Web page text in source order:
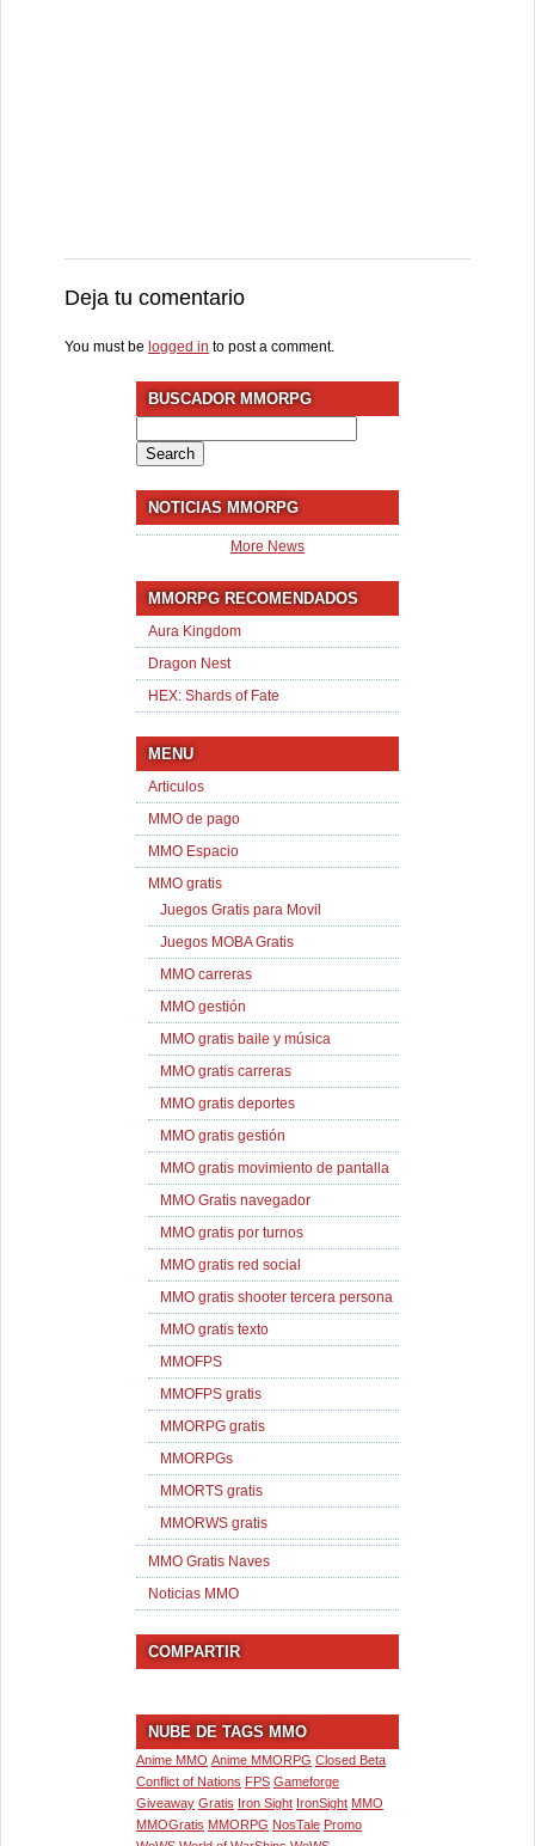
Deja tu comentario
You must be logged in to post a comment.
BUSCADOR MMORPG
for:
NOTICIAS MMORPG
More News
MMORPG RECOMENDADOS
Aura Kingdom
Dragon Nest
HEX: Shards of Fate
MENU
Articulos
MMO de pago
MMO Espacio
MMO gratis
Juegos Gratis para Movil
Juegos MOBA Gratis
MMO carreras
MMO gestión
MMO gratis baile y música
MMO gratis carreras
MMO gratis deportes
MMO gratis gestión
MMO gratis movimiento de pantalla
MMO Gratis navegador
MMO gratis por turnos
MMO gratis red social
MMO gratis shooter tercera persona
MMO gratis texto
MMOFPS
MMOFPS gratis
MMORPG gratis
MMORPGs
MMORTS gratis
MMORWS gratis
MMO Gratis Naves
Noticias MMO
COMPARTIR
NUBE DE TAGS MMO
Anime MMO Anime MMORPG Closed Beta
Conflict of Nations FPS Gameforge
Giveaway Gratis Iron Sight IronSight MMO
MMOGratis MMORPG NosTale Promo